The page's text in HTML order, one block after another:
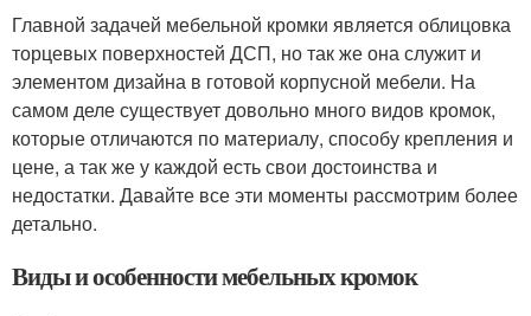
Главной задачей мебельной кромки является облицовка
торцевых поверхностей ДСП, но так же она служит и
элементом дизайна в готовой корпусной мебели. На
самом деле существует довольно много видов кромок,
которые отличаются по материалу, способу крепления и
цене, а так же у каждой есть свои достоинства и
недостатки. Давайте все эти моменты рассмотрим более
детально.
Виды и особенности мебельных кромок